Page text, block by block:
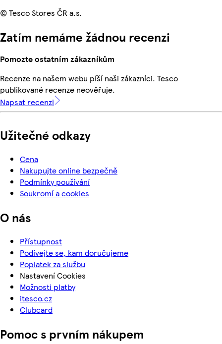
© Tesco Stores ČR a.s.
Zatím nemáme žádnou recenzi
Pomozte ostatním zákazníkům
Recenze na našem webu píší naši zákazníci. Tesco
publikované recenze neověřuje.
Napsat recenzi
Užitečné odkazy
Cena
Nakupujte online bezpečně
Podmínky používání
Soukromí a cookies
O nás
Přístupnost
Podívejte se, kam doručujeme
Poplatek za službu
Nastavení Cookies
Možnosti platby
itesco.cz
Clubcard
Pomoc s prvním nákupem